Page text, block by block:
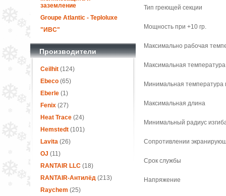
заземление
Groupe Atlantic - Teploluxe
"ИВС"
Производители
Ceilhit(124)
Ebeco(65)
Eberle(1)
Fenix(27)
Heat Trace(24)
Hemstedt(101)
Lavita(26)
OJ (11)
RANTAIR LLC(18)
RANTAIR-Антилёд(213)
Raychem (25)
Тип греющей секции
Мощность при +10 гр.
Максимально рабочая
Максимальная
Минимальная температура
Максимальная длина
Минимальный радиус
Сопротивлении
Срок службы
Напряжение